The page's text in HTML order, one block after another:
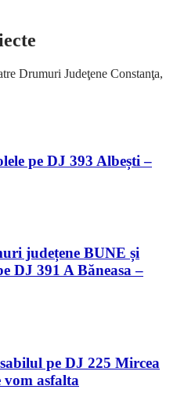
Drumuri Judeţene Constanţa,
pe DJ 393 Albești –
județene BUNE și
DJ 391 A Băneasa –
pe DJ 225 Mircea
asfalta